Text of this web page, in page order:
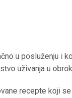
u posluženju i
uživanja u
recepte koji